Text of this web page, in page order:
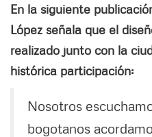
En la siguiente
López señala que el
realizado junto con la
histórica participación:
Nosotros
bogotanos